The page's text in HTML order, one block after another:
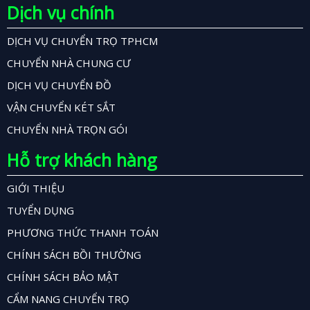
Dịch vụ chính
DỊCH VỤ CHUYỂN TRỌ TPHCM
CHUYỂN NHÀ CHUNG CƯ
DỊCH VỤ CHUYỂN ĐỒ
VẬN CHUYỂN KÉT SẮT
CHUYỂN NHÀ TRỌN GÓI
Hỗ trợ khách hàng
GIỚI THIỆU
TUYỂN DỤNG
PHƯƠNG THỨC THANH TOÁN
CHÍNH SÁCH BỒI THƯỜNG
CHÍNH SÁCH BẢO MẬT
CẨM NANG CHUYỂN TRỌ